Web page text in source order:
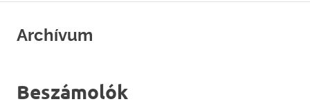
content
Archívum
Beszámolók